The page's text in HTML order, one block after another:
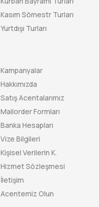
Kasım Sömestr Turları
Yurtdışı Turları
Kampanyalar
Hakkımızda
Satış Acentalarımız
Mailorder Formları
Banka Hesapları
Vize Bilgileri
Kişisel Verilerin K.
Hizmet Sözleşmesi
İletişim
Acentemiz Olun